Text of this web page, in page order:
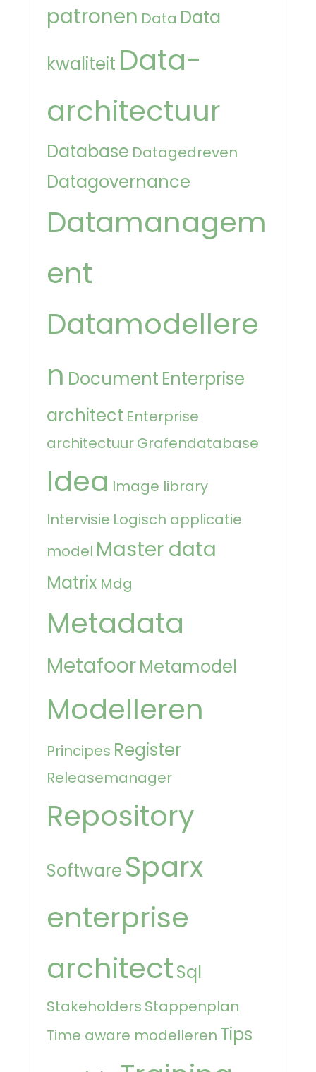
patronen Data Data
kwaliteit Data-
architectuur
Database Datagedreven
Datagovernance
Datamanagem
ent
Datamodellere
n Document Enterprise
architect Enterprise
architectuurGrafendatabase
Idea Image library
Intervisie Logisch applicatie
model Master data
Matrix Mdg
Metadata
MetafoorMetamodel
Modelleren
Principes Register
Releasemanager
Repository
Software Sparx
enterprise
architectSql
Stakeholders Stappenplan
Time aware modelleren Tips